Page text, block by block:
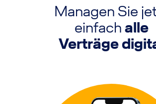
Managen Sie
einfachalle
Verträge